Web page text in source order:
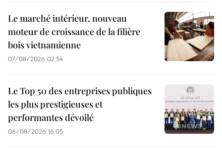
Le marché intérieur, nouveau
moteur de croissance de la filière
bois vietnamienne
07/08/2026 02:54
Le Top 50 des entreprises publiques
les plus prestigieuses et
performantes dévoilé
06/08/2026 16:05